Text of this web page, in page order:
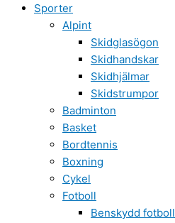
Sporter
Alpint
Skidglasögon
Skidhandskar
Skidhjälmar
Skidstrumpor
Badminton
Basket
Bordtennis
Boxning
Cykel
Fotboll
Benskydd fotboll